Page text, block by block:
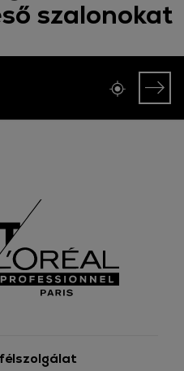
szalonokat